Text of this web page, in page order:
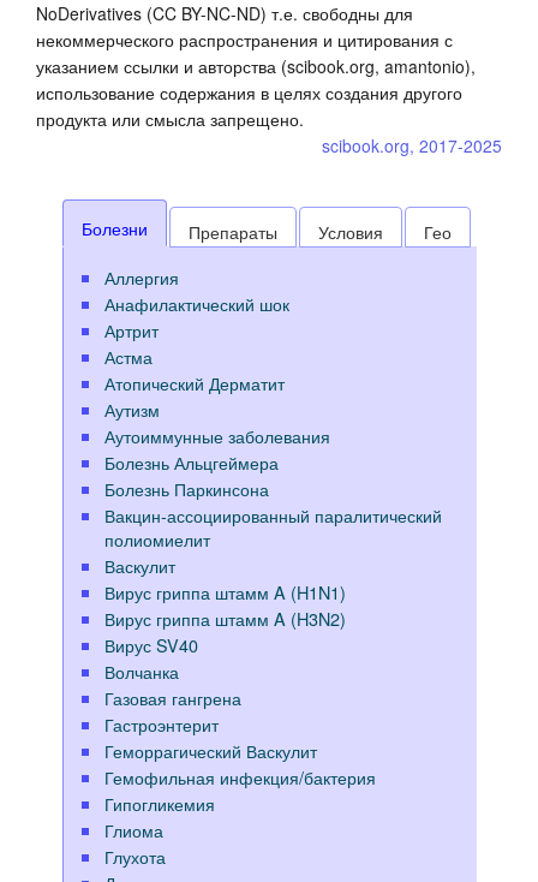
NoDerivatives (CC BY-NC-ND) т.е. свободны для
некоммерческого распространения и цитирования с
указанием ссылки и авторства (scibook.org, amantonio),
использование содержания в целях создания другого
продукта или смысла запрещено.
scibook.org, 2017-2025
Болезни Препараты Условия
Гео
Аллергия
Анафилактический шок
Артрит
Астма
Атопический Дерматит
Аутизм
Аутоиммунные заболевания
Болезнь Альцгеймера
Болезнь Паркинсона
Вакцин-ассоциированный паралитический
полиомиелит
Васкулит
Вирус гриппа штамм A (H1N1)
Вирус гриппа штамм A (H3N2)
Вирус SV40
Волчанка
Газовая гангрена
Гастроэнтерит
Геморрагический Васкулит
Гемофильная инфекция/бактерия
Гипогликемия
Глиома
Глухота